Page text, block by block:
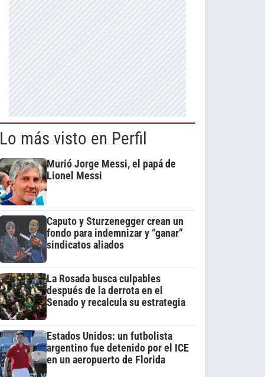
Lo más visto en Perfil
Murió Jorge Messi, el papá de
Lionel Messi
Caputo y Sturzenegger crean un
fondo para indemnizar y “ganar”
sindicatos aliados
La Rosada busca culpables
después de la derrota en el
Senado y recalcula su estrategia
Estados Unidos: un futbolista
argentino fue detenido por el ICE
en un aeropuerto de Florida